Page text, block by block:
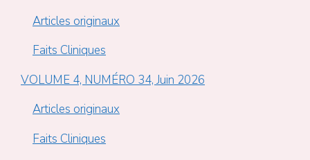
Articles originaux
Faits Cliniques
VOLUME 4, NUMÉRO 34, Juin 2026
Articles originaux
Faits Cliniques